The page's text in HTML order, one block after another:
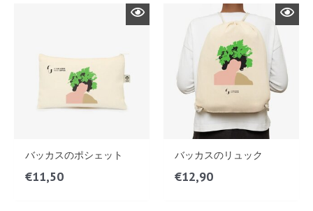
バッカスのポシェット
€11,50
バッカスのリュック
€12,90